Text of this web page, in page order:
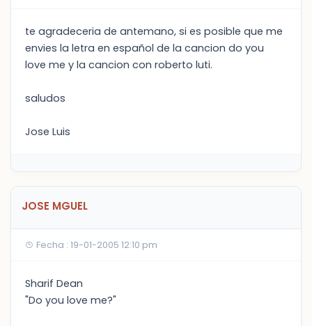
te agradeceria de antemano, si es posible que me
envies la letra en español de la cancion do you
love me y la cancion con roberto luti.
saludos
Jose Luis
JOSE MGUEL
Fecha : 19-01-2005 12:10 pm
Sharif Dean
"Do you love me?"